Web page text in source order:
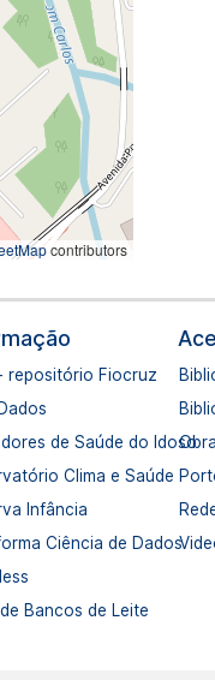
contributors
repositório Fiocruz
de Saúde do Idoso
Clima e Saúde
Infância
Ciência de Dados
Bancos de Leite